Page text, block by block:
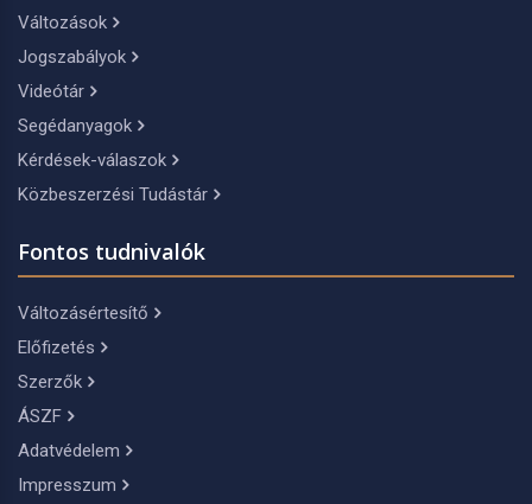
Változások
Jogszabályok
Videótár
Segédanyagok
Kérdések-válaszok
Közbeszerzési Tudástár
Fontos tudnivalók
Változásértesítő
Előfizetés
Szerzők
ÁSZF
Adatvédelem
Impresszum